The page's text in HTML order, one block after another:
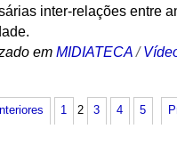
inter-relações entre
em MIDIATECA /
1 2 3 4 5